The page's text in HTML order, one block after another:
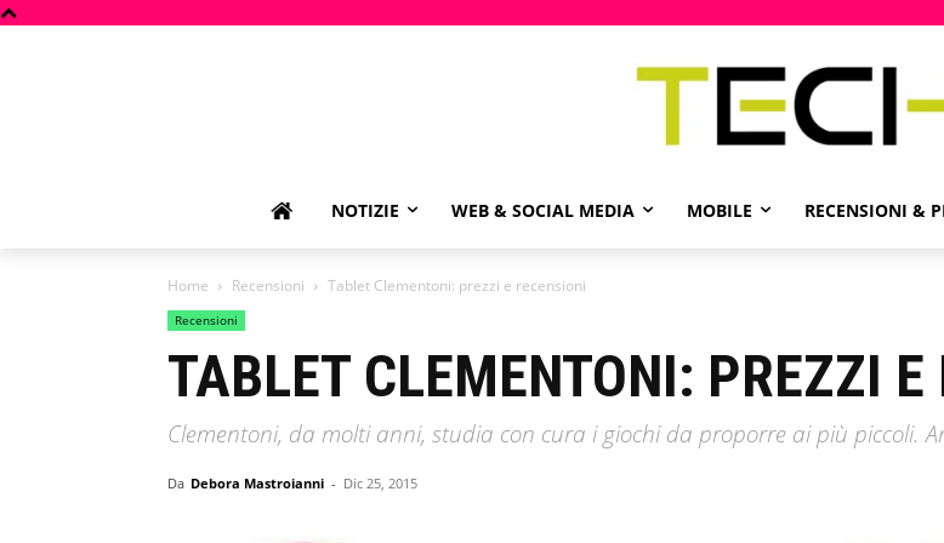
NOTIZIE WEB & SOCIAL MEDIA MOBILE RECENSIONI &
Home Recensioni Tablet Clementoni: prezzi e recensioni
Recensioni
TABLET CLEMENTONI: PREZZI E
Clementoni, da molti anni, studia con cura i giochi da proporre ai più piccoli.
Da Debora Mastroianni - Dic 25, 2015